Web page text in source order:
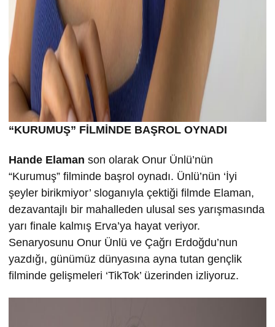
“KURUMUŞ” FİLMİNDE BAŞROL OYNADI
Hande Elaman son olarak Onur Ünlü’nün
“Kurumuş” filminde başrol oynadı. Ünlü’nün ‘İyi
şeyler birikmiyor’ sloganıyla çektiği filmde Elaman,
dezavantajlı bir mahalleden ulusal ses yarışmasında
yarı finale kalmış Erva’ya hayat veriyor.
Senaryosunu Onur Ünlü ve Çağrı Erdoğdu’nun
yazdığı, günümüz dünyasına ayna tutan gençlik
filminde gelişmeleri ‘TikTok’ üzerinden izliyoruz.